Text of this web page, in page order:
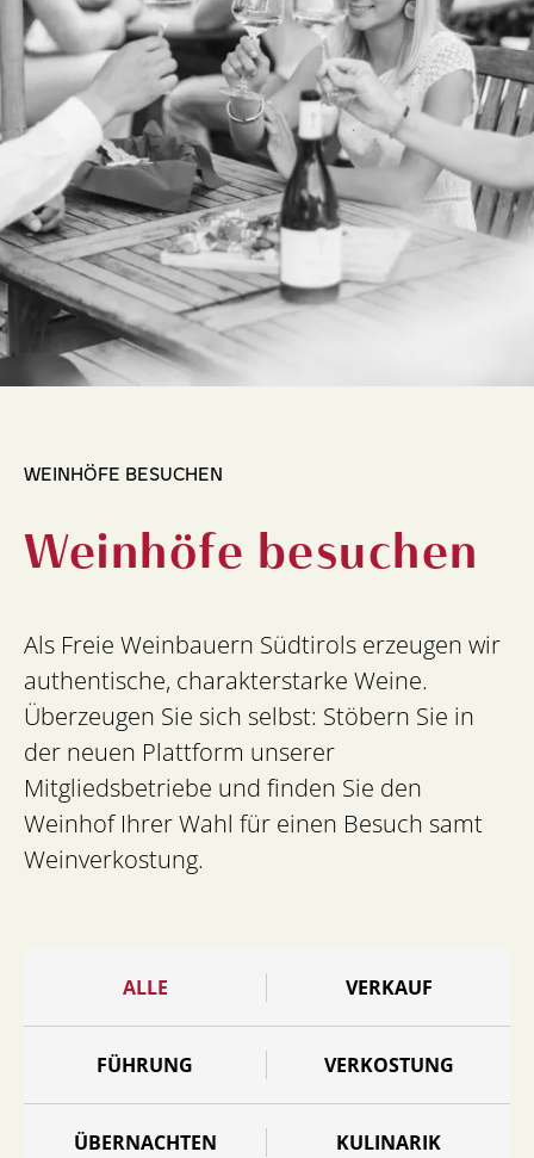
WEINHÖFE BESUCHEN
Weinhöfe besuchen
Als Freie Weinbauern Südtirols erzeugen wir
authentische, charakterstarke Weine.
Überzeugen Sie sich selbst: Stöbern Sie in
der neuen Plattform unserer
Mitgliedsbetriebe und finden Sie den
Weinhof Ihrer Wahl für einen Besuch samt
Weinverkostung.
ALLE VERKAUF
FÜHRUNG VERKOSTUNG
ÜBERNACHTEN KULINARIK